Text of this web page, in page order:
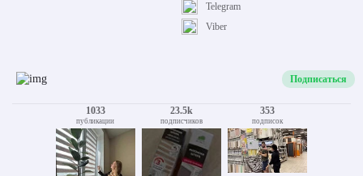
Viber
Telegram
Подписаться
1033
публикации
23.5k
подписчиков
353
подписок